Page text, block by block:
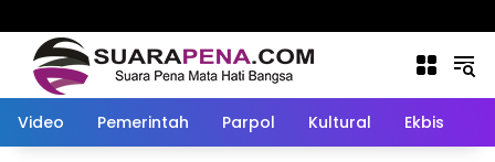
Video Pemerintah Parpol Kultural Ekbis